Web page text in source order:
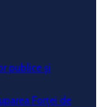
publice și
Forței de